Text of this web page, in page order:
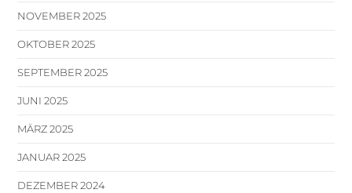
NOVEMBER 2025
OKTOBER 2025
SEPTEMBER 2025
JUNI 2025
MÄRZ 2025
JANUAR 2025
DEZEMBER 2024